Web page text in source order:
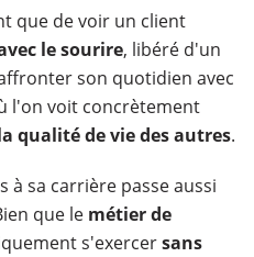
que de voir un client
le sourire, libéré d'un
son quotidien avec
l'on voit concrètement
qualité de vie des autres.
à sa carrière passe aussi
que le métier de
s'exercersans